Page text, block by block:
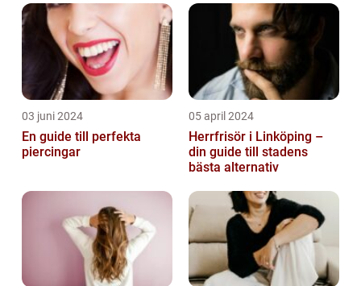
03 juni 2024
En guide till perfekta
piercingar
05 april 2024
Herrfrisör i Linköping –
din guide till stadens
bästa alternativ